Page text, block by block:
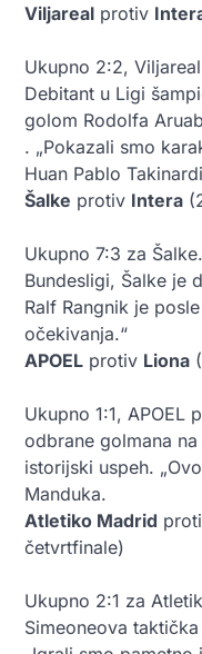
Viljareal protiv
Ukupno 2:2,
Debitant u Ligi
golom Rodolfa
. „Pokazali smo
Huan Pablo
Šalke protiv Intera
Ukupno 7:3 za
Bundesligi, Šalke je
Ralf Rangnik je
očekivanja.“
APOEL protiv Liona
Ukupno 1:1, APOEL
odbrane golmana
istorijski uspeh.
Manduka.
Atletiko Madrid
četvrtfinale)
Ukupno 2:1 za
Simeoneova